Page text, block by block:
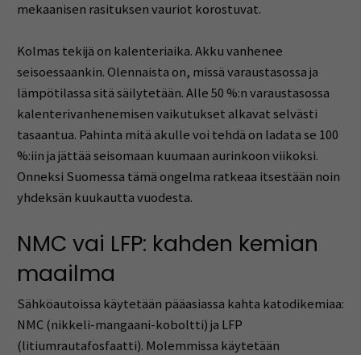
mekaanisen rasituksen vauriot korostuvat.
Kolmas tekijä on kalenteriaika. Akku vanhenee
seisoessaankin. Olennaista on, missä varaustasossa ja
lämpötilassa sitä säilytetään. Alle 50 %:n varaustasossa
kalenterivanhenemisen vaikutukset alkavat selvästi
tasaantua. Pahinta mitä akulle voi tehdä on ladata se 100
%:iin ja jättää seisomaan kuumaan aurinkoon viikoksi.
Onneksi Suomessa tämä ongelma ratkeaa itsestään noin
yhdeksän kuukautta vuodesta.
NMC vai LFP: kahden kemian
maailma
Sähköautoissa käytetään pääasiassa kahta katodikemiaa:
NMC (nikkeli-mangaani-koboltti) ja LFP
(litiumrautafosfaatti). Molemmissa käytetään